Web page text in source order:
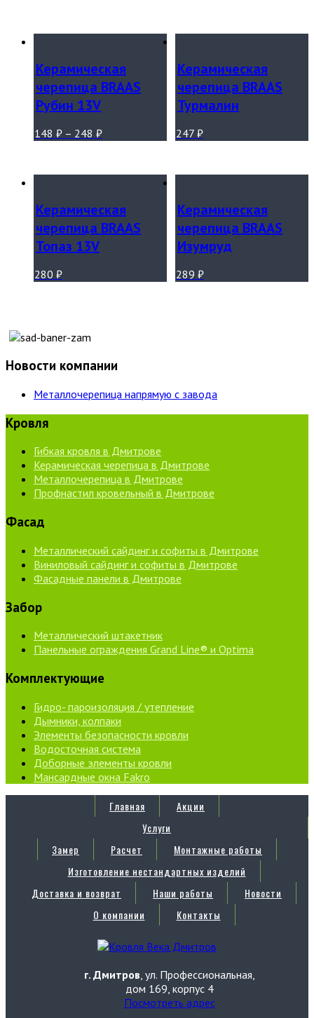
Керамическая
черепица BRAAS
Рубин 13V
148 ₽ – 248 ₽
Керамическая
черепица BRAAS
Турмалин
247 ₽
Керамическая
черепица BRAAS
Топаз 13V
280 ₽
Керамическая
черепица BRAAS
Изумруд
289 ₽
Новости компании
Металлочерепица напрямую с завода
Кровля
Гибкая кровля в Дмитрове
Керамическая черепица в Дмитрове
Металлочерепица в Дмитрове
Профнастил кровельный в Дмитрове
Фасад
Металлический сайдинг и софиты в Дмитрове
Виниловый сайдинг и софиты в Дмитрове
Фасадные панели в Дмитрове
Забор
Металлический штакетник
Панельные ограждения Grand Line® и Optima
Комплектующие
Гидро- пароизоляция / утепление
Дымники, колпаки
Элементы безопасности кровли
Водосточная система
Доборные элементы кровли
Мансардные окна Fakro
Главная
Акции
Услуги
Замер
Расчет
Монтажные работы
Изготовление нестандартных изделий
Доставка и возврат
Наши работы
Новости
О компании
Контакты
г. Дмитров , ул. Профессиональная,
дом 169, корпус 4
Посмотреть адрес